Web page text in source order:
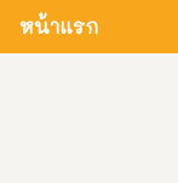
หน้าแรก